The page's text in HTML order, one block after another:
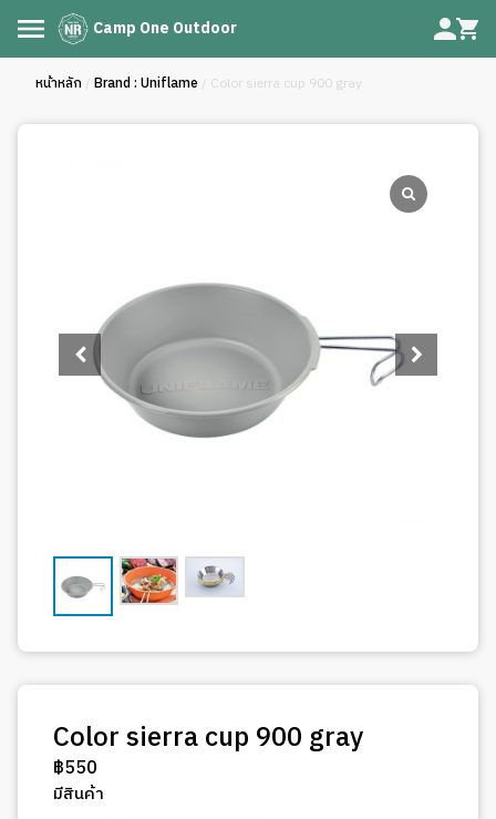
Camp One Outdoor
หน้าหลัก / Brand : Uniflame / Color sierra cup 900 gray
Color sierra cup 900 gray
฿550
มีสินค้า